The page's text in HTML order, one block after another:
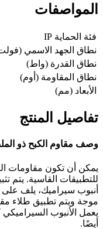
المواصفات
فئة الحماية IP
نطاق الجهد الاسمي
نطاق القدرة (واط)
نطاق المقاومة (أوم)
الأبعاد (مم)
تفاصيل المنتج
وصف مقاوم الكبح ذو
يمكن أن تكون مقاومات
للتطبيقات القاسية. يتم
أنبوب سيراميك، يلف
موجة ويتم تطبيق طلاء
يعمل الأنبوب
أيضًا.